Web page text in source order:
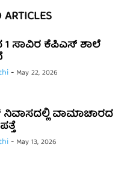
1 ಸಾವಿರ ಕೆಪಿಎಸ್ ಶಾಲೆ
- May 22, 2026
ನಿವಾಸದಲ್ಲಿ ವಾಮಾಚಾರದ
- May 13, 2026